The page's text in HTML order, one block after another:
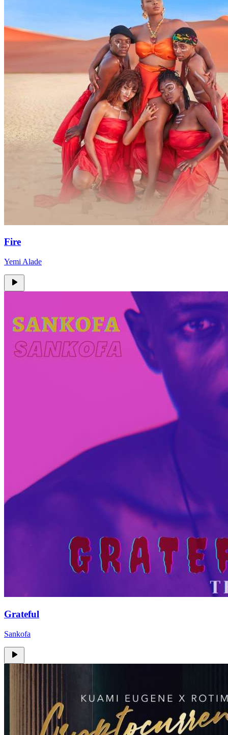
Fire
Yemi Alade
Grateful
Sankofa